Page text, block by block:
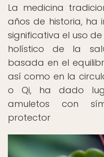
La medicina
años de historia, ha
significativa el uso
holístico de la
basada en el
así como en la
o Qi, ha dado
amuletos con
protector